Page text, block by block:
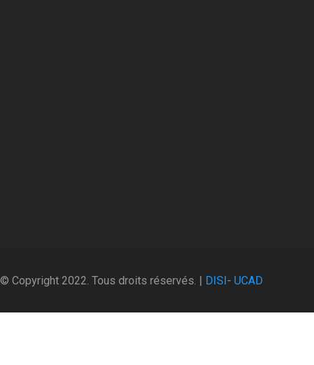
© Copyright 2022. Tous droits réservés. | DISI- UCAD